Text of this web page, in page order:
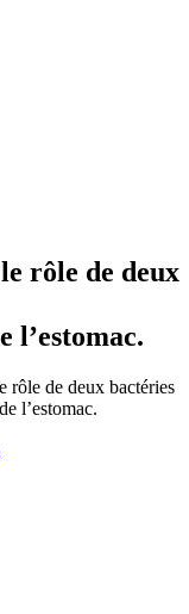
rôle de deux
l’estomac.
rôle de deux bactéries
l’estomac.